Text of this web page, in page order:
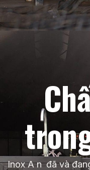
Inox A nđã và